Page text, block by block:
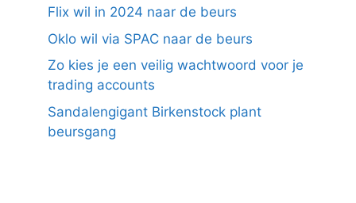
Flix wil in 2024 naar de beurs
Oklo wil via SPAC naar de beurs
Zo kies je een veilig wachtwoord voor je
trading accounts
Sandalengigant Birkenstock plant
beursgang